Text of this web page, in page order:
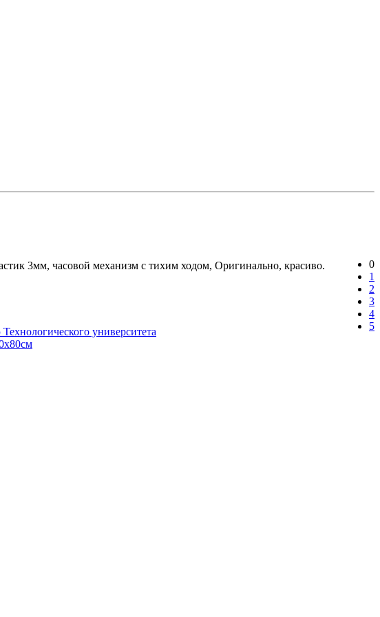
0
1
2
3
4
5
3мм, часовой механизм с тихим ходом, Оригинально, красиво.
университета